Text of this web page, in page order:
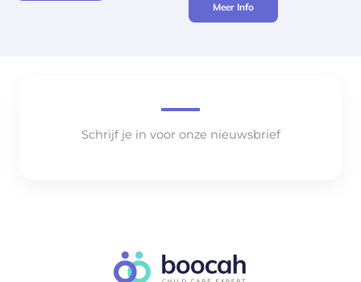
Meer Info
Schrijf je in voor onze nieuwsbrief